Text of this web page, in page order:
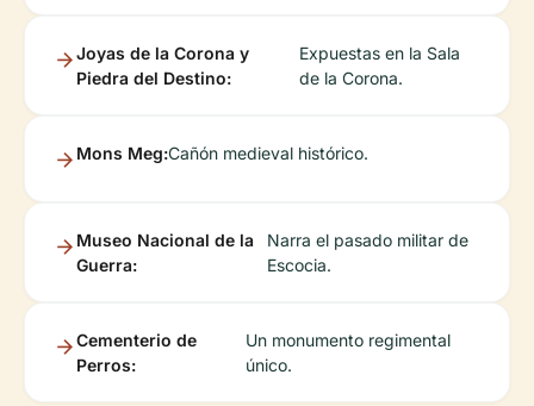
Joyas de la Corona y
Piedra del Destino:
Expuestas en la Sala
de la Corona.
Mons Meg:Cañón medieval histórico.
Museo Nacional de la
Guerra:
Narra el pasado militar de
Escocia.
Cementerio de
Perros:
Un monumento regimental
único.